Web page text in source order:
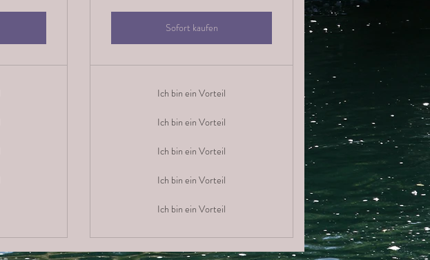
Sofort kaufen
Ich bin ein Vorteil
Ich bin ein Vorteil
Ich bin ein Vorteil
Ich bin ein Vorteil
Ich bin ein Vorteil